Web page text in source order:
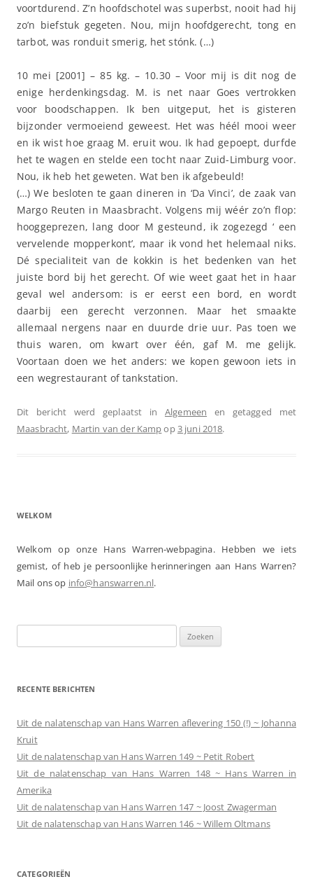
voortdurend. Z’n hoofdschotel was superbst, nooit had hij
zo’n biefstuk gegeten. Nou, mijn hoofdgerecht, tong en
tarbot, was ronduit smerig, het stónk. (…)
10 mei [2001] – 85 kg. – 10.30 – Voor mij is dit nog de
enige herdenkingsdag. M. is net naar Goes vertrokken
voor boodschappen. Ik ben uitgeput, het is gisteren
bijzonder vermoeiend geweest. Het was héél mooi weer
en ik wist hoe graag M. eruit wou. Ik had gepoept, durfde
het te wagen en stelde een tocht naar Zuid-Limburg voor.
Nou, ik heb het geweten. Wat ben ik afgebeuld!
(…) We besloten te gaan dineren in ‘Da Vinci’, de zaak van
Margo Reuten in Maasbracht. Volgens mij wéér zo’n flop:
hooggeprezen, lang door M gesteund, ik zogezegd ‘ een
vervelende mopperkont’, maar ik vond het helemaal niks.
Dé specialiteit van de kokkin is het bedenken van het
juiste bord bij het gerecht. Of wie weet gaat het in haar
geval wel andersom: is er eerst een bord, en wordt
daarbij een gerecht verzonnen. Maar het smaakte
allemaal nergens naar en duurde drie uur. Pas toen we
thuis waren, om kwart over één, gaf M. me gelijk.
Voortaan doen we het anders: we kopen gewoon iets in
een wegrestaurant of tankstation.
Dit bericht werd geplaatst in Algemeen en getagged met
Maasbracht, Martin van der Kampop3 juni 2018.
WELKOM
Welkom op onze Hans Warren-webpagina. Hebben we iets
gemist, of heb je persoonlijke herinneringen aan Hans Warren?
Mail ons op info@hanswarren.nl.
naar:
RECENTE BERICHTEN
Uit de nalatenschap van Hans Warren aflevering 150 (!) ~ Johanna
Kruit
Uit de nalatenschap van Hans Warren 149 ~ Petit Robert
Uit de nalatenschap van Hans Warren 148 ~ Hans Warren in
Amerika
Uit de nalatenschap van Hans Warren 147 ~ Joost Zwagerman
Uit de nalatenschap van Hans Warren 146 ~ Willem Oltmans
CATEGORIEËN